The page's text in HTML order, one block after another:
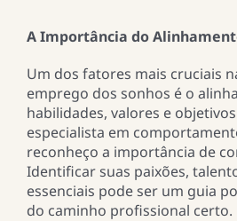
A Importância do
Um dos fatores mais cruciais
emprego dos sonhos é o
habilidades, valores e
especialista em
reconheço a importância de
Identificar suas paixões,
essenciais pode ser um guia
do caminho profissional certo.